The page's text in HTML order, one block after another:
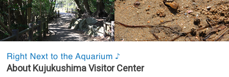
About Kujukushima Visitor Center